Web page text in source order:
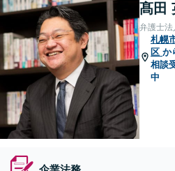
髙田
弁護士法
札幌
区 か
相談
中